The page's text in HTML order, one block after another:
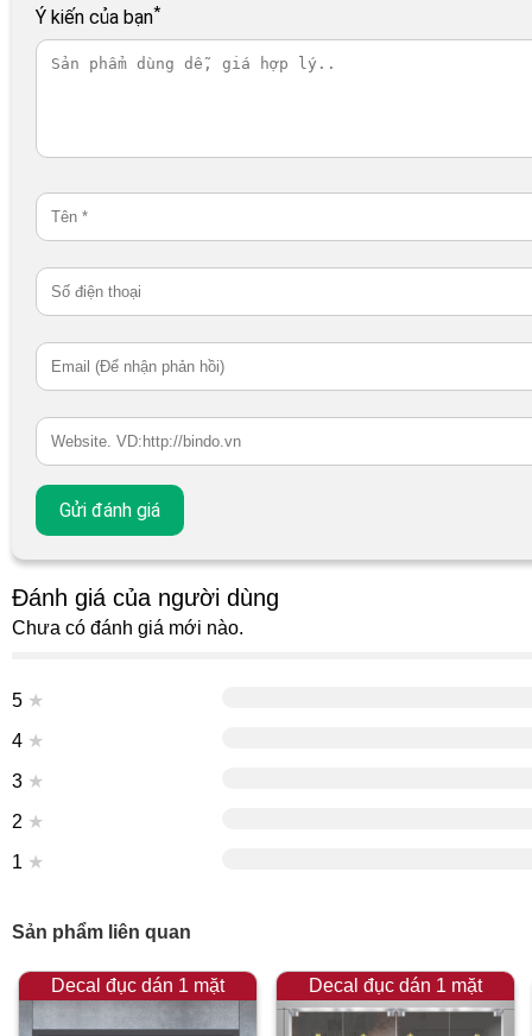
Ý kiến của bạn*
Đánh giá của người dùng
Chưa có đánh giá mới nào.
5 ★
4 ★
3 ★
2 ★
1 ★
Sản phẩm liên quan
Decal đục dán 1 mặt Decal đục dán 1 mặt